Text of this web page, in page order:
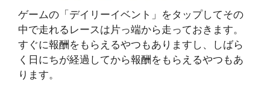
ゲームの「デイリーイベント」をタップしてその
中で走れるレースは片っ端から走っておきます。
すぐに報酬をもらえるやつもありますし、しばら
く日にちが経過してから報酬をもらえるやつもあ
ります。